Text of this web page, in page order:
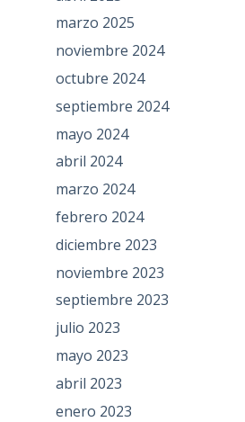
marzo 2025
noviembre 2024
octubre 2024
septiembre 2024
mayo 2024
abril 2024
marzo 2024
febrero 2024
diciembre 2023
noviembre 2023
septiembre 2023
julio 2023
mayo 2023
abril 2023
enero 2023